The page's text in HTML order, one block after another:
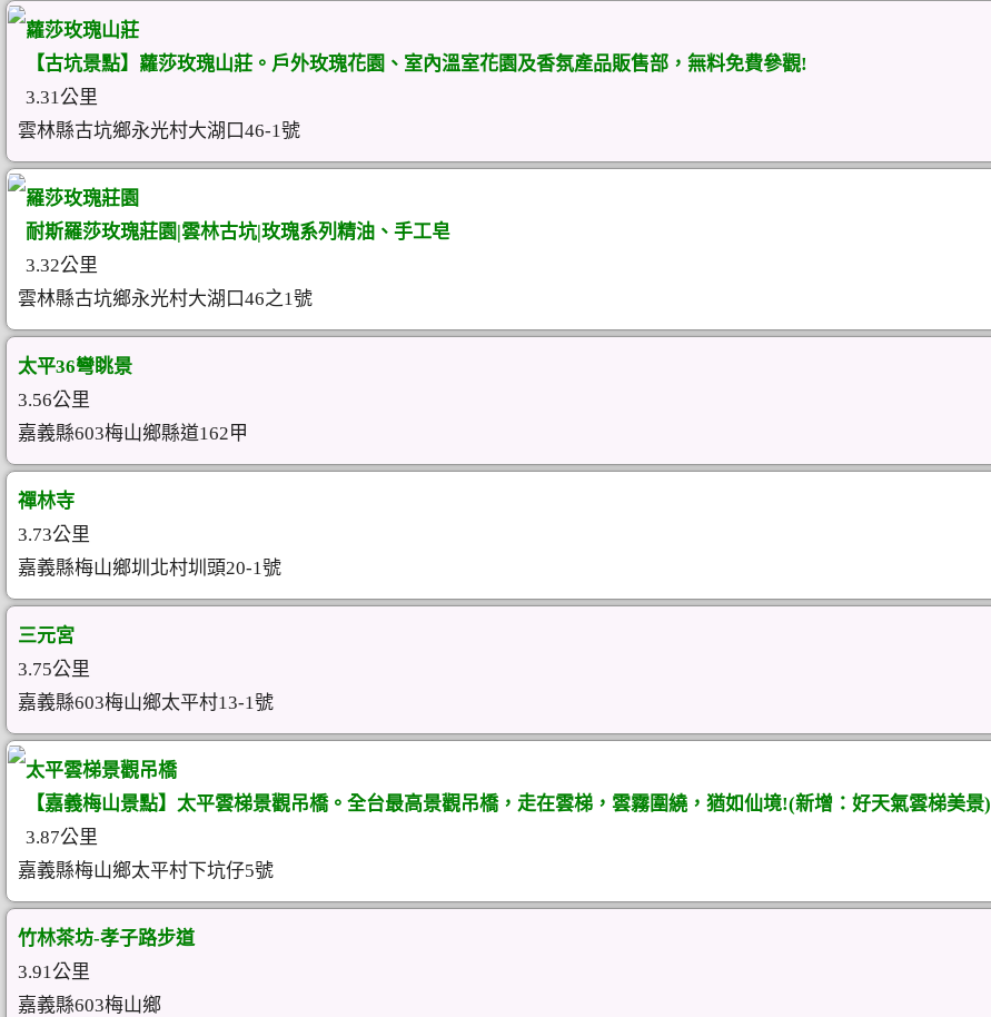
蘿莎玫瑰山莊
【古坑景點】蘿莎玫瑰山莊。戶外玫瑰花園、室內溫室花園及香氛產品販售部，無料免費參觀!
3.31公里
雲林縣古坑鄉永光村大湖口46-1號
羅莎玫瑰莊園
耐斯羅莎玫瑰莊園|雲林古坑|玫瑰系列精油、手工皂
3.32公里
雲林縣古坑鄉永光村大湖口46之1號
太平36彎眺景
3.56公里
嘉義縣603梅山鄉縣道162甲
禪林寺
3.73公里
嘉義縣梅山鄉圳北村圳頭20-1號
三元宮
3.75公里
嘉義縣603梅山鄉太平村13-1號
太平雲梯景觀吊橋
【嘉義梅山景點】太平雲梯景觀吊橋。全台最高景觀吊橋，走在雲梯，雲霧圍繞，猶如仙境!(新增：好天氣雲梯美景)
3.87公里
嘉義縣梅山鄉太平村下坑仔5號
竹林茶坊-孝子路步道
3.91公里
嘉義縣603梅山鄉